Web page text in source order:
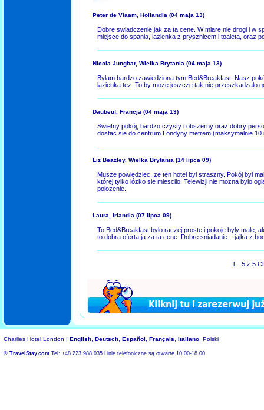
Peter de Vlaam, Hollandia (04 maja 13)
Dobre swiadczenie jak za ta cene. W miare nie drogi i w
miejsce do spania, lazienka z prysznicem i toaleta, oraz
Nicola Jungbar, Wielka Brytania (04 maja 13)
Bylam bardzo zawiedziona tym Bed&Breakfast. Nasz
lazienka tez. To by moze jeszcze tak nie przeszkadzalo
Daubeuf, Francja (04 maja 13)
Swietny pokój, bardzo czysty i obszerny oraz dobry
dostac sie do centrum Londyny metrem (maksymalnie 10
Liz Beazley, Wielka Brytania (14 lipca 09)
Musze powiedziec, ze ten hotel byl straszny. Pokój byl
której tylko lózko sie miescilo. Telewizji nie mozna bylo
polozenie.
Laura, Irlandia (07 lipca 09)
To Bed&Breakfast bylo raczej proste i pokoje byly male,
to dobra oferta ja za ta cene. Dobre sniadanie – jajka z
1 - 5 z 5
Charlies Hotel London | English Deutsch Español Français Italiano , Polski
© TravelStay.com Tel: +48 223 988 035 Linie telefoniczne są otwarte 10.00-18.00